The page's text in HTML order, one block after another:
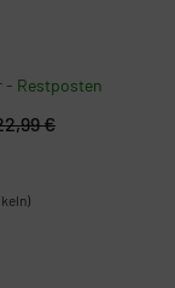
- Restposten
€